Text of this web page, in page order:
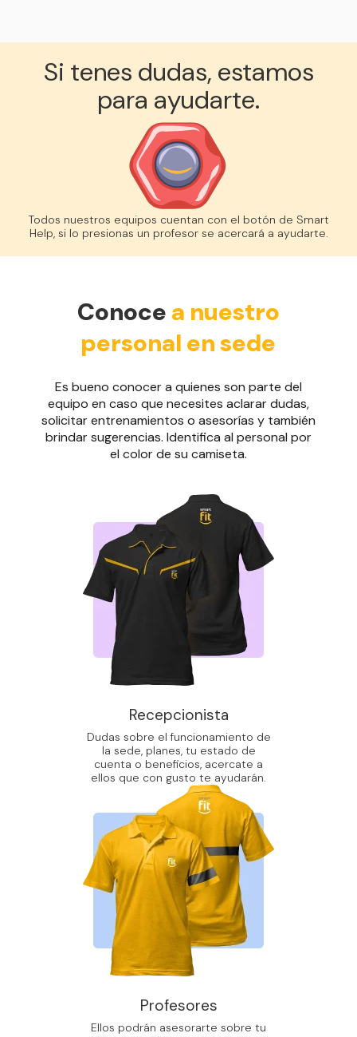
Si tenes dudas, estamos
para ayudarte.
Todos nuestros equipos cuentan con el botón de Smart
Help, si lo presionas un profesor se acercará a ayudarte.
Conoce a nuestro
personal en sede
Es bueno conocer a quienes son parte del
equipo en caso que necesites aclarar dudas,
solicitar entrenamientos o asesorías y también
brindar sugerencias. Identifica al personal por
el color de su camiseta.
Recepcionista
Dudas sobre el funcionamiento de
la sede, planes, tu estado de
cuenta o beneficios, acercate a
ellos que con gusto te ayudarán.
Profesores
Ellos podrán asesorarte sobre tu